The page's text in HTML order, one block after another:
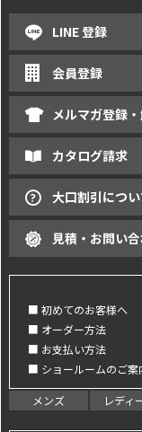
LINE 登録
会員登録
メルマガ登録
カタログ請求
大口割引につ
見積・お問い
■ 初めてのお客様へ
■ オーダー方法
■ お支払い方法
■ ショールームのご案
メンズ レディ